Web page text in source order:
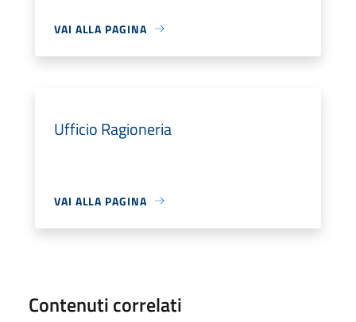
VAI ALLA PAGINA
Ufficio Ragioneria
VAI ALLA PAGINA
Contenuti correlati